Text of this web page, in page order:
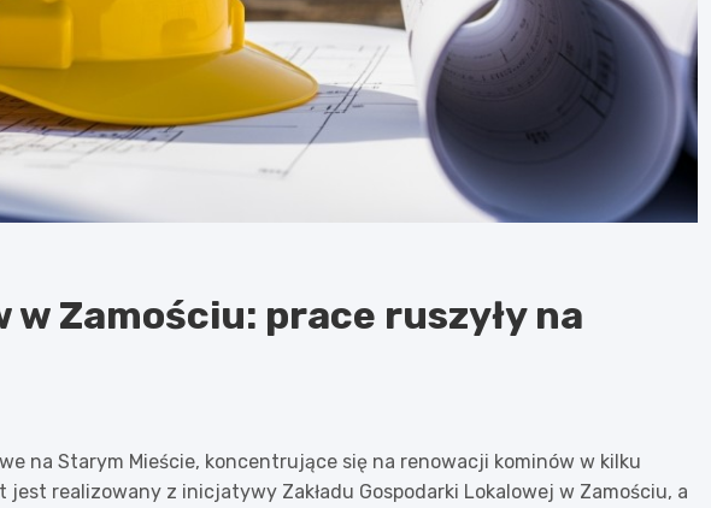
w Zamościu: prace ruszyły na
na Starym Mieście, koncentrujące się na renowacji kominów w kilku
realizowany z inicjatywy Zakładu Gospodarki Lokalowej w Zamościu, a